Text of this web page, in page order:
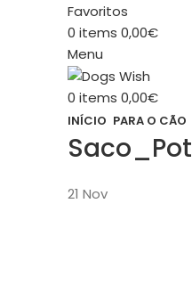
Favoritos
0 items 0,00€
Menu
0 items 0,00€
INÍCIO PARA O CÃO
21 Nov